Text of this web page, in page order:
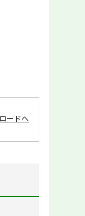
ードへ